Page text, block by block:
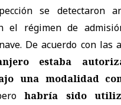
se detectaron
el régimen de
De acuerdo con las
estaba
una modalidad
habría sido